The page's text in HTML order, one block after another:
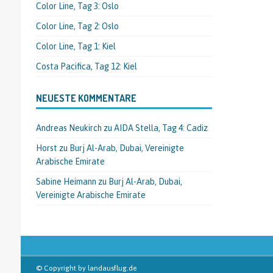
Color Line, Tag 3: Oslo
Color Line, Tag 2: Oslo
Color Line, Tag 1: Kiel
Costa Pacifica, Tag 12: Kiel
NEUESTE KOMMENTARE
Andreas Neukirch zu AIDA Stella, Tag 4: Cadiz
Horst zu Burj Al-Arab, Dubai, Vereinigte
Arabische Emirate
Sabine Heimann zu Burj Al-Arab, Dubai,
Vereinigte Arabische Emirate
© Copyright by landausflug.de